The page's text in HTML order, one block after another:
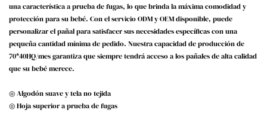
una característica a prueba de fugas, lo que brinda la máxima comodidad y
protección para su bebé. Con el servicio ODM y OEM disponible, puede
personalizar el pañal para satisfacer sus necesidades específicas con una
pequeña cantidad mínima de pedido. Nuestra capacidad de producción de
70*40HQ/mes garantiza que siempre tendrá acceso a los pañales de alta calidad
que su bebé merece.
◎ Algodón suave y tela no tejida
◎ Hoja superior a prueba de fugas